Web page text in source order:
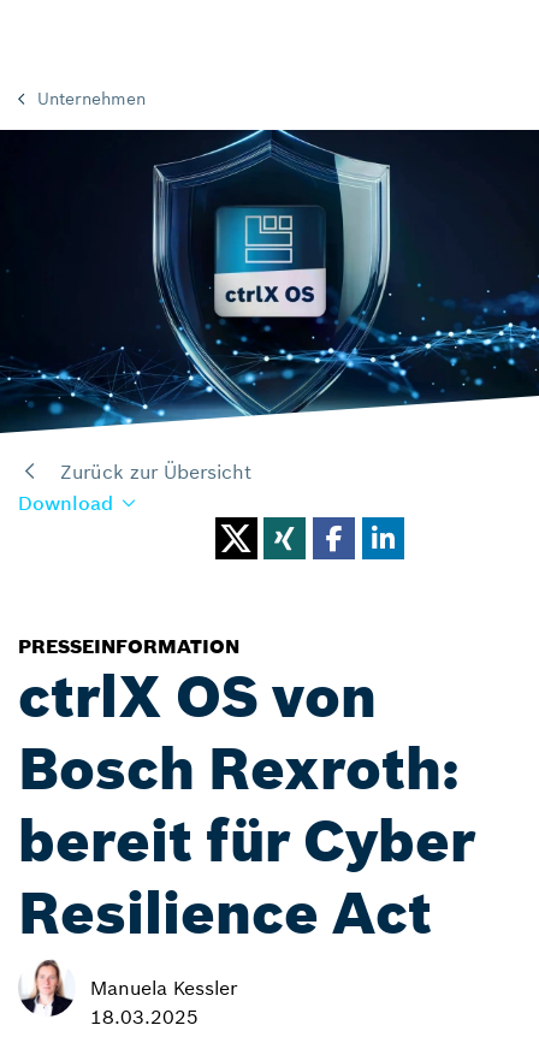
Unternehmen
Zurück zur Übersicht
Download
PRESSEINFORMATION
ctrlX OS von
Bosch Rexroth:
bereit für Cyber
Resilience Act
Manuela Kessler
18.03.2025